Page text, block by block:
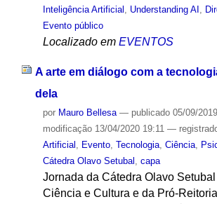
Inteligência Artificial , Understanding AI ,
Evento público
Localizado em EVENTOS
A arte em diálogo com a
dela
por Mauro Bellesa — publicado05/09/2019
modificação13/04/2020 19:11 —
Artificial , Evento, Tecnologia, Ciência,
Cátedra Olavo Setubal , capa
Jornada da Cátedra Olavo Setubal
Ciência e Cultura e da Pró-